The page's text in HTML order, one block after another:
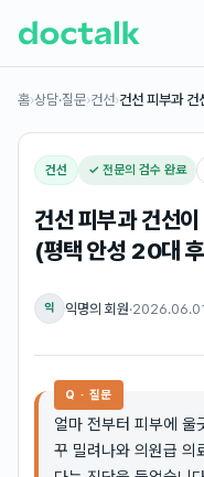
홈›상담·질문›건선›건선 피부과
건선 ✓ 전문의 검수 완료
건선 피부과 건선
(평택 안성 20대
익 익명의 회원·
Q · 질문
얼마 전부터 피부에 울
꾸 밀려나와 의원급 의